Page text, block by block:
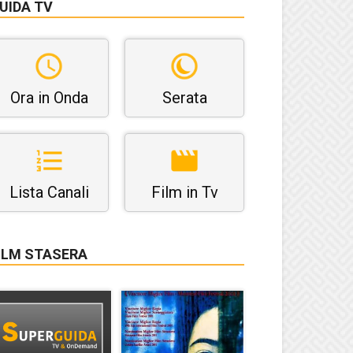
TV
Ora in Onda Serata
Lista Canali Film in Tv
STASERA